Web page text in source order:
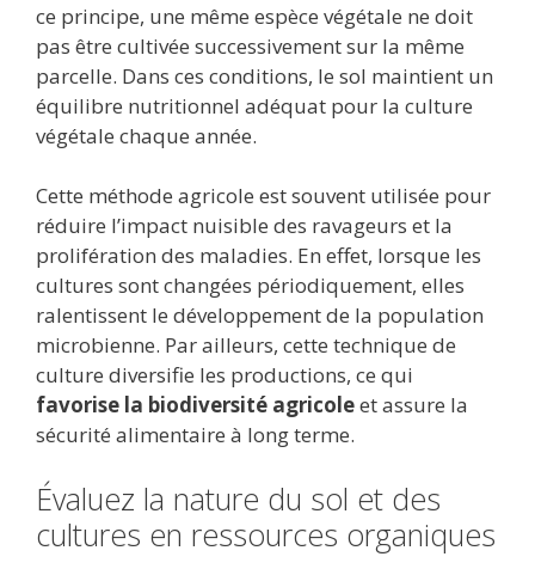
ce principe, une même espèce végétale ne doit
pas être cultivée successivement sur la même
parcelle. Dans ces conditions, le sol maintient un
équilibre nutritionnel adéquat pour la culture
végétale chaque année.
Cette méthode agricole est souvent utilisée pour
réduire l’impact nuisible des ravageurs et la
prolifération des maladies. En effet, lorsque les
cultures sont changées périodiquement, elles
ralentissent le développement de la population
microbienne. Par ailleurs, cette technique de
culture diversifie les productions, ce qui
favorise la biodiversité agricoleet assure la
sécurité alimentaire à long terme.
Évaluez la nature du sol et des
cultures en ressources organiques